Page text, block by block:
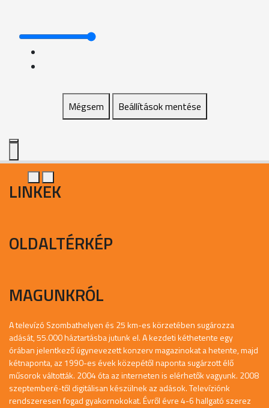
Mégsem Beállítások mentése
LINKEK
OLDALTÉRKÉP
MAGUNKRÓL
A televízó Szombathelyen és 25 km-es körzetében sugározza
adását, 55.000 háztartásba jutunk el. A kezdeti kéthetente egy
órában jelentkező úgynevezett konzerv magazinokat a hetente, majd
kétnaponta, az 1990-es évek közepétől naponta sugárzott élő
műsorok váltották. 2004 óta az interneten is elérhetők vagyunk. 2008
szeptemberé-től digitálisan készülnek az adások. Televíziónk
rendszeresen fogad gyakornokokat. Évről évre 4-6 hallgató szerez